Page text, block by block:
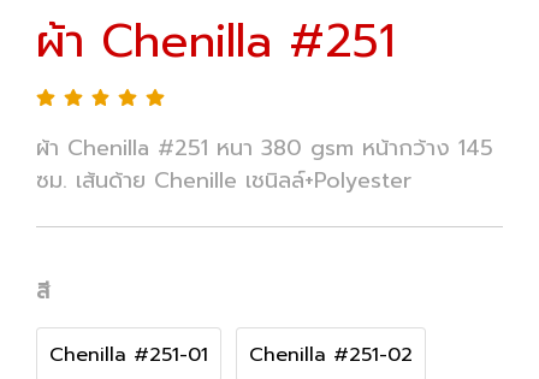
ผ้า Chenilla #251
ผ้า Chenilla #251 หนา 380 gsm หน้ากว้าง 145
ซม. เส้นด้าย Chenille เชนิลล์+Polyester
สี
Chenilla #251-01 Chenilla #251-02